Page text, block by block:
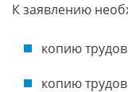
К заявлению
копию
копию